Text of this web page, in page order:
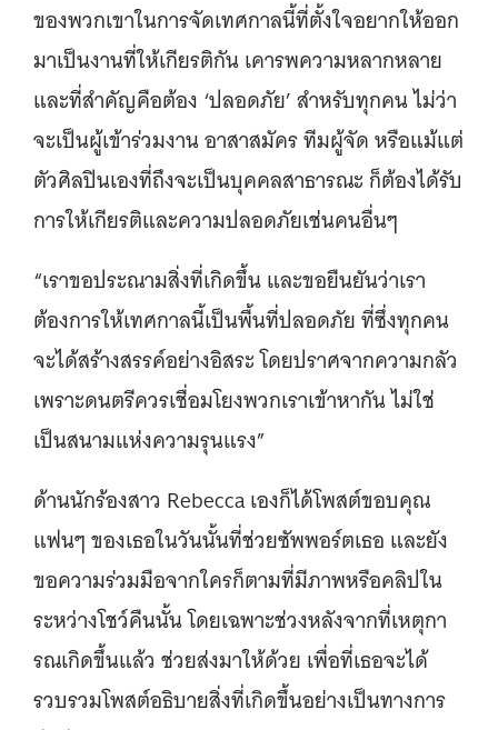
ของพวกเขาในการจัดเทศกาลนี้ที่ตั้งใจอยากให้ออก
มาเป็นงานที่ให้เกียรติกัน เคารพความหลากหลาย
และที่สำคัญคือต้อง ‘ปลอดภัย’ สำหรับทุกคน ไม่ว่า
จะเป็นผู้เข้าร่วมงาน อาสาสมัคร ทีมผู้จัด หรือแม้แต่
ตัวศิลปินเองที่ถึงจะเป็นบุคคลสาธารณะ ก็ต้องได้รับ
การให้เกียรติและความปลอดภัยเช่นคนอื่นๆ
“เราขอประณามสิ่งที่เกิดขึ้น และขอยืนยันว่าเรา
ต้องการให้เทศกาลนี้เป็นพื้นที่ปลอดภัย ที่ซึ่งทุกคน
จะได้สร้างสรรค์อย่างอิสระ โดยปราศจากความกลัว
เพราะดนตรีควรเชื่อมโยงพวกเราเข้าหากัน ไม่ใช่
เป็นสนามแห่งความรุนแรง”
ด้านนักร้องสาว Rebecca เองก็ได้โพสต์ขอบคุณ
แฟนๆ ของเธอในวันนั้นที่ช่วยซัพพอร์ตเธอ และยัง
ขอความร่วมมือจากใครก็ตามที่มีภาพหรือคลิปใน
ระหว่างโชว์คืนนั้น โดยเฉพาะช่วงหลังจากที่เหตุกา
รณเกิดขึ้นแล้ว ช่วยส่งมาให้ด้วย เพื่อที่เธอจะได้
รวบรวมโพสต์อธิบายสิ่งที่เกิดขึ้นอย่างเป็นทางการ